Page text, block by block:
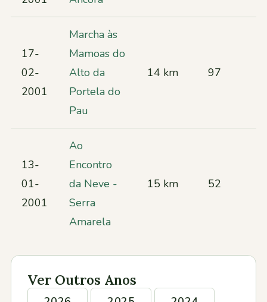
17-
02-
2001
Marcha às
Mamoas do
Alto da
Portela do
Pau
14 km 97
13-
01-
2001
Ao
Encontro
da Neve -
Serra
Amarela
15 km 52
Ver Outros Anos